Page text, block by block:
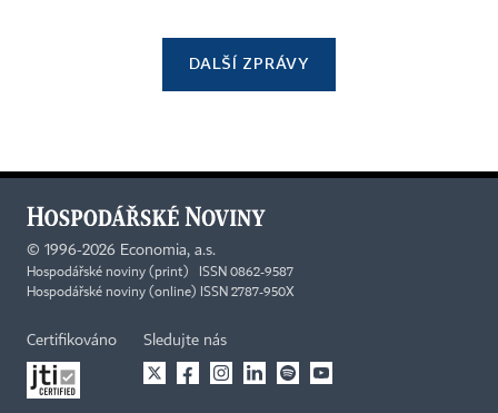
DALŠÍ ZPRÁVY
© 1996-2026 Economia, a.s.
Hospodářské noviny (print) ISSN 0862-9587
Hospodářské noviny (online) ISSN 2787-950X
Certifikováno Sledujte nás